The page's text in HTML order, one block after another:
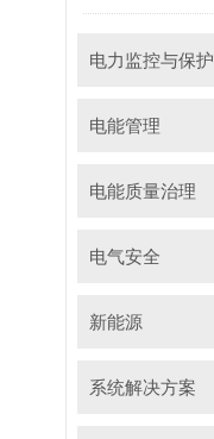
电力监控与保护
电能管理
电能质量治理
电气安全
新能源
系统解决方案